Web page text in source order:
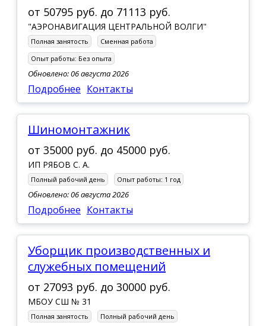
от 50795 руб. до 71113 руб.
"АЭРОНАВИГАЦИЯ ЦЕНТРАЛЬНОЙ ВОЛГИ"
Полная занятость
Сменная работа
Опыт работы: Без опыта
Обновлено: 06 августа 2026
Подробнее Контакты
Шиномонтажник
от 35000 руб. до 45000 руб.
ИП РЯБОВ С. А.
Полный рабочий день Опыт работы: 1 год
Обновлено: 06 августа 2026
Подробнее Контакты
Уборщик производственных и
служебных помещений
от 27093 руб. до 30000 руб.
МБОУ СШ № 31
Полная занятость
Полный рабочий день